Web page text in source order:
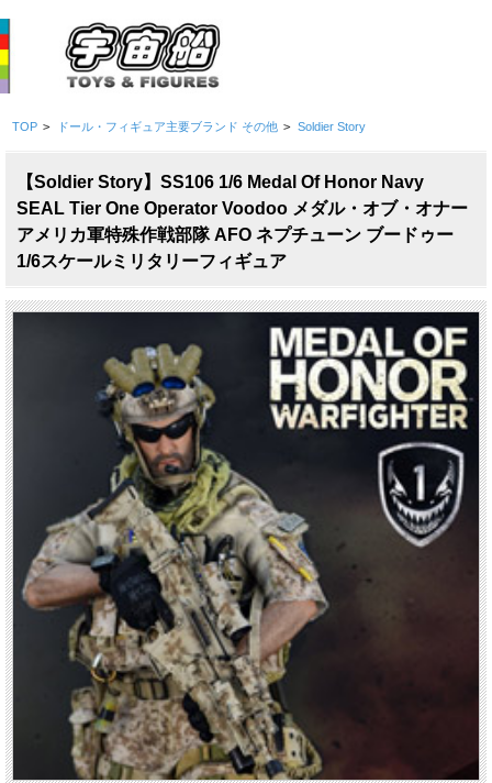
TOP > ドール・フィギュア主要ブランド その他 > Soldier Story
【Soldier Story】SS106 1/6 Medal Of Honor Navy
SEAL Tier One Operator Voodoo メダル・オブ・オナー
アメリカ軍特殊作戦部隊 AFO ネプチューン ブードゥー
1/6スケールミリタリーフィギュア